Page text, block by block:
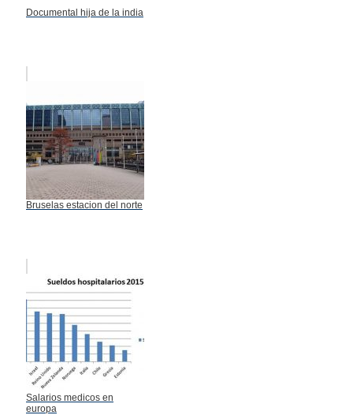
Documental hija de la india
Bruselas estacion del norte
Salarios medicos en
europa